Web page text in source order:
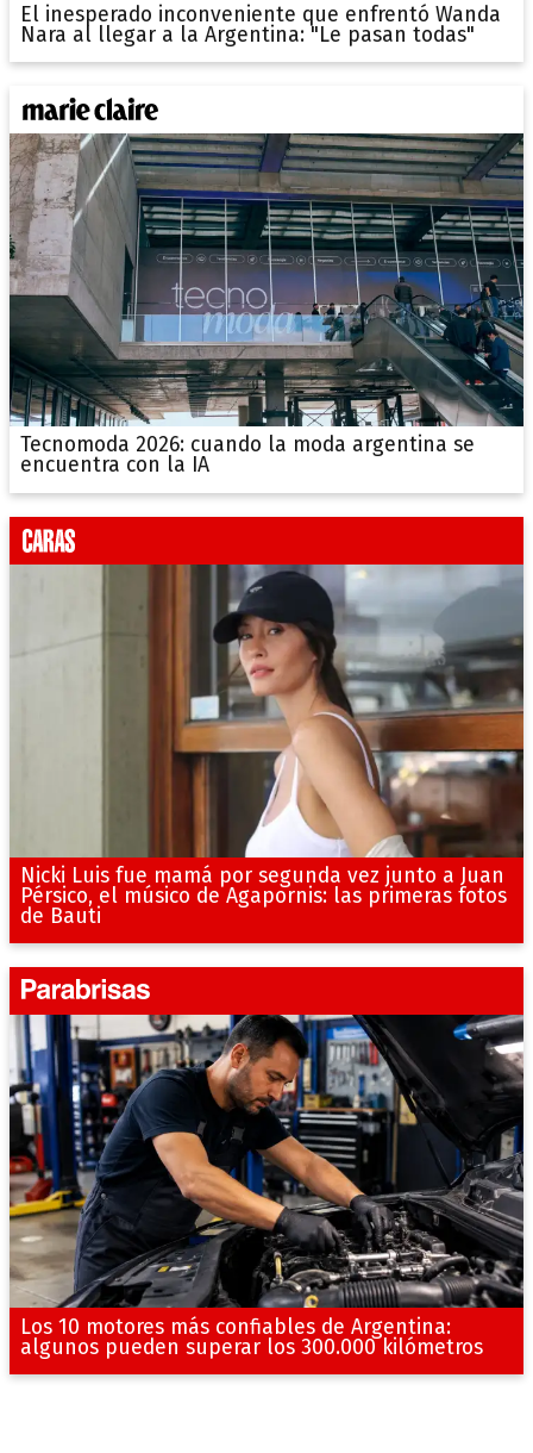
El inesperado inconveniente que enfrentó Wanda
Nara al llegar a la Argentina: "Le pasan todas"
Tecnomoda 2026: cuando la moda argentina se
encuentra con la IA
Nicki Luis fue mamá por segunda vez junto a Juan
Pérsico, el músico de Agapornis: las primeras fotos
de Bauti
Los 10 motores más confiables de Argentina:
algunos pueden superar los 300.000 kilómetros